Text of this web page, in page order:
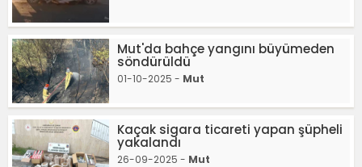
Mut'da bahçe yangını büyümeden
söndürüldü
01-10-2025 - Mut
Kaçak sigara ticareti yapan şüpheli
yakalandı
26-09-2025 - Mut